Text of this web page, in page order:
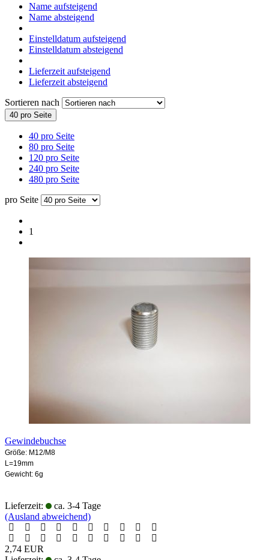
Name aufsteigend
Name absteigend
Einstelldatum aufsteigend
Einstelldatum absteigend
Lieferzeit aufsteigend
Lieferzeit absteigend
Sortieren nach
40 pro Seite
40 pro Seite
80 pro Seite
120 pro Seite
240 pro Seite
480 pro Seite
pro Seite
1
Gewindebuchse
Größe: M12/M8
L=19mm
Gewicht: 6g
Lieferzeit:
ca. 3-4 Tage
(Ausland abweichend)
2,74 EUR